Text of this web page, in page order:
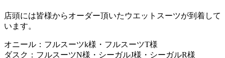
店頭には皆様からオーダー頂いたウエットスーツが到着して
います。
オニール：フルスーツk様・フルスーツT様
ダスク：フルスーツN様・シーガルJ様・シーガルR様